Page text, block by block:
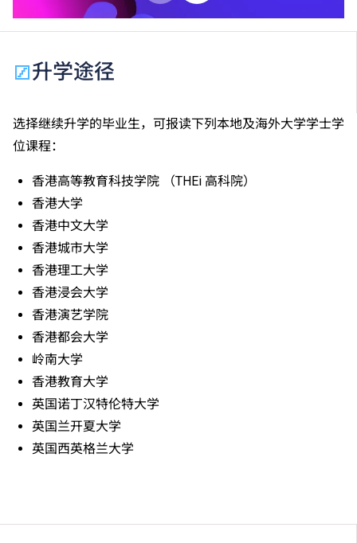
升学途径
选择继续升学的毕业生，可报读下列本地及海外大学学士学
位课程：
香港高等教育科技学院 （THEi 高科院）
香港大学
香港中文大学
香港城市大学
香港理工大学
香港浸会大学
香港演艺学院
香港都会大学
岭南大学
香港教育大学
英国诺丁汉特伦特大学
英国兰开夏大学
英国西英格兰大学